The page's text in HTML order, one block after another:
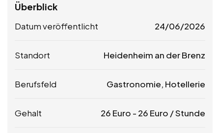
Überblick
Datum veröffentlicht 24/06/2026
Standort Heidenheim an der Brenz
Berufsfeld Gastronomie, Hotellerie
Gehalt 26 Euro - 26 Euro / Stunde